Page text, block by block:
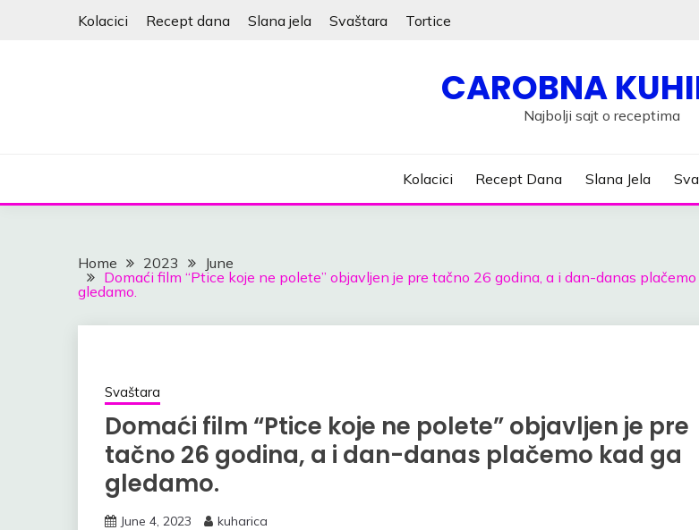
Kolacici Recept dana Slana jela Svaštara Tortice
CAROBNA
Najbolji sajt o receptima
Kolacici Recept Dana Slana Jela
Home 2023
June
Domaći film “Ptice koje ne polete” objavljen je pre tačno 26 godina, a i dan-danas
gledamo.
Svaštara
Domaći film “Ptice koje ne polete” objavljen je pre
tačno 26 godina, a i dan-danas plačemo kad ga
gledamo.
June 4, 2023 kuharica